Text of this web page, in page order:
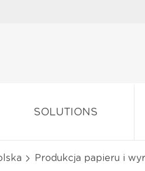
SOLUTIONS
Produkcja papieru i